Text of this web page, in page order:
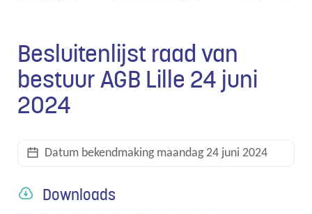
links
Besluitenlijst raad van
bestuur AGB Lille 24 juni
2024
Datum bekendmakingmaandag 24 juni 2024
Downloads